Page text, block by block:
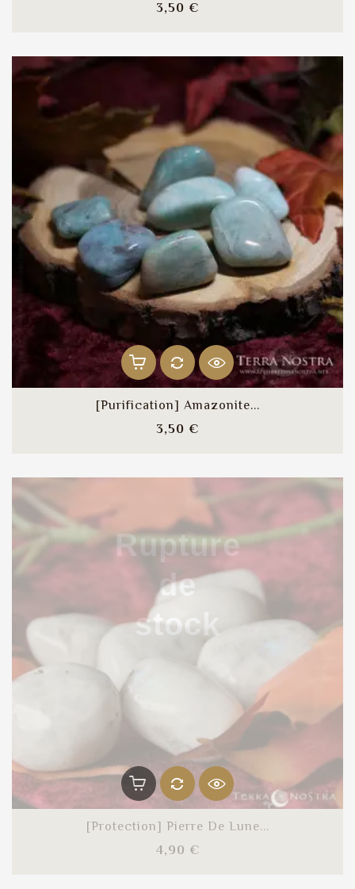
3,50 €
[Purification] Amazonite...
3,50 €
Rupture
de
stock
[Protection] Pierre De Lune...
4,90 €